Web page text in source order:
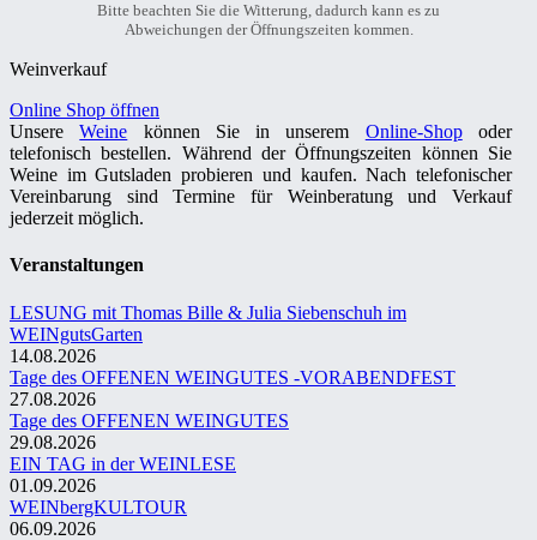
Bitte beachten Sie die Witterung, dadurch kann es zu
Abweichungen der Öffnungszeiten kommen.
Weinverkauf
Online Shop öffnen
UnsereWeine können Sie in unserem Online-Shopoder
telefonisch bestellen. Während der Öffnungszeiten können Sie
Weine im Gutsladen probieren und kaufen. Nach telefonischer
Vereinbarung sind Termine für Weinberatung und Verkauf
jederzeit möglich.
Veranstaltungen
LESUNG mit Thomas Bille & Julia Siebenschuh im
WEINgutsGarten
14.08.2026
Tage des OFFENEN WEINGUTES -VORABENDFEST
27.08.2026
Tage des OFFENEN WEINGUTES
29.08.2026
EIN TAG in der WEINLESE
01.09.2026
WEINbergKULTOUR
06.09.2026